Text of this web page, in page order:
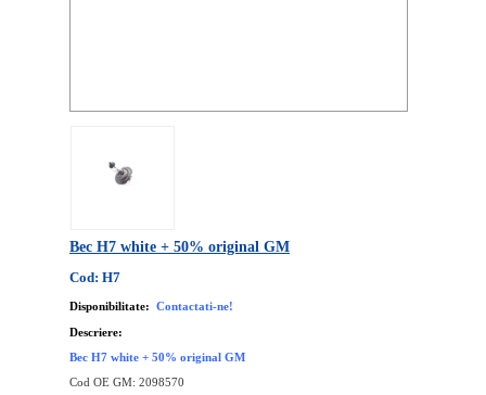
Bec H7 white + 50% original GM
Cod: H7
Disponibilitate: Contactati-ne!
Descriere:
Bec H7 white + 50% original GM
Cod OE GM: 2098570